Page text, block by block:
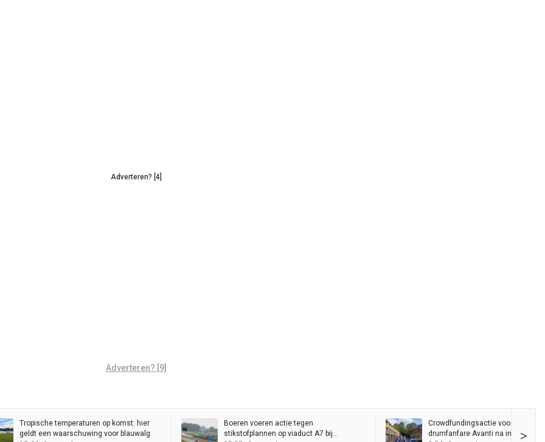
Adverteren? [4]
Adverteren? [9]
>
Tropische temperaturen op komst: hier
geldt een waarschuwing voor blauwalg
Boeren voeren actie tegen
stikstofplannen op viaduct A7 bij
Crowdfundingsactie voor
drumfanfare Avanti na inbraak: